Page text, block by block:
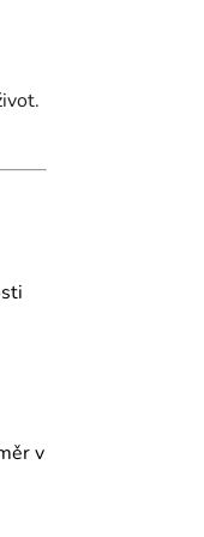
v